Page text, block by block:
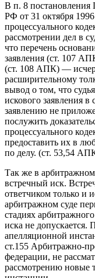
В п. 8
РФ от 31 октября
процессуального
рассмотрении дел в
что перечень
заявления (ст. 107
(ст. 108 АПК) —
расширительному
вывод о том, что
искового заявления
заявлению не
послужить
процессуального
предоставить их в
по делу. (ст. 53,54
Так же в арбитражном
встречный иск.
ответчиком только и
арбитражном суде
стадиях
иска не допускается.
апелляционной
ст.155 Арбитражно-
федерации, не
рассмотрению новые